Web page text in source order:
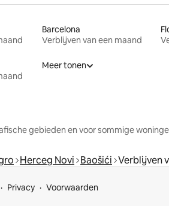
Barcelona
Verblijven van een maand
Meer tonen
gebieden en voor sommige
Herceg Novi Baošići Verblijven
Privacy Voorwaarden